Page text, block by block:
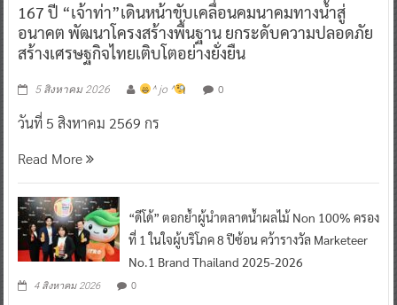
167 ปี “เจ้าท่า”เดินหน้าขับเคลื่อนคมนาคมทางน้ำสู่
อนาคต พัฒนาโครงสร้างพื้นฐาน ยกระดับความปลอดภัย
สร้างเศรษฐกิจไทยเติบโตอย่างยั่งยืน
5 สิงหาคม 2026 ^ jo ^ 0
วันที่ 5 สิงหาคม 2569 กร
Read More
“ดีโด้” ตอกย้ำผู้นำตลาดน้ำผลไม้ Non 100% ครอง
ที่ 1 ในใจผู้บริโภค 8 ปีซ้อน คว้ารางวัล Marketeer
No.1 Brand Thailand 2025-2026
4 สิงหาคม 2026 0